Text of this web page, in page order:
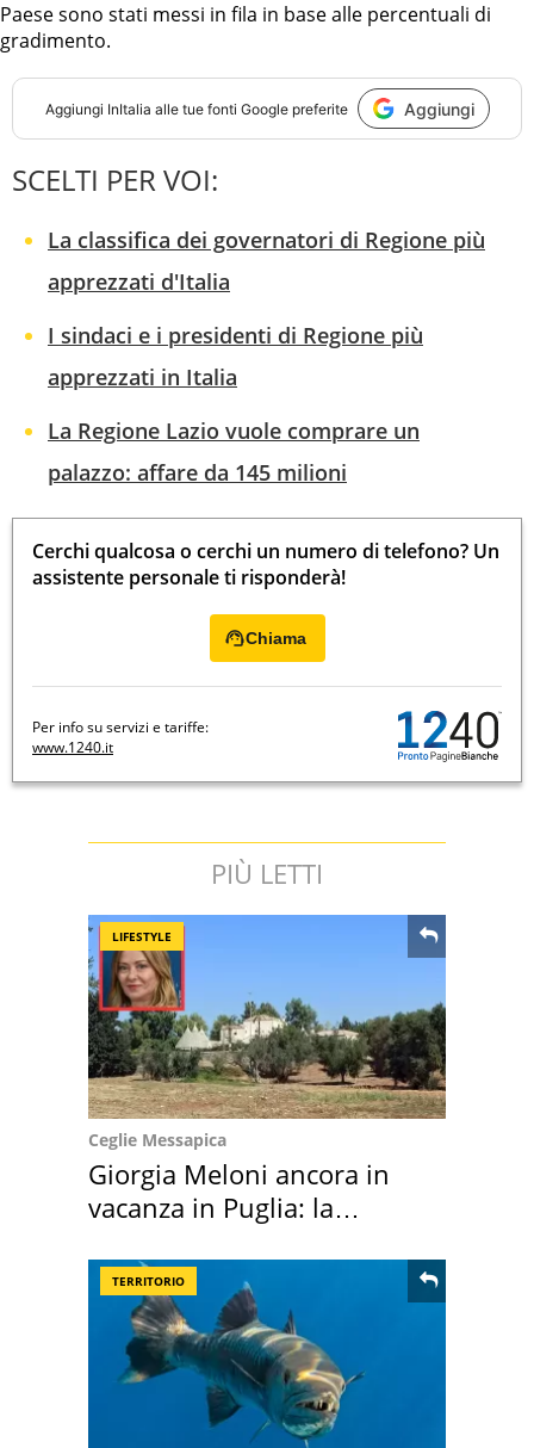
Paese sono stati messi in fila in base alle percentuali di
gradimento.
Aggiungi InItalia alle tue fonti Google preferite Aggiungi
SCELTI PER VOI:
La classifica dei governatori di Regione più
apprezzati d'Italia
I sindaci e i presidenti di Regione più
apprezzati in Italia
La Regione Lazio vuole comprare un
palazzo: affare da 145 milioni
Cerchi qualcosa o cerchi un numero di telefono? Un
assistente personale ti risponderà!
Chiama
Per info su servizi e tariffe:
www.1240.it
PIÙ LETTI
LIFESTYLE
Ceglie Messapica
Giorgia Meloni ancora in
vacanza in Puglia: la
TERRITORIO